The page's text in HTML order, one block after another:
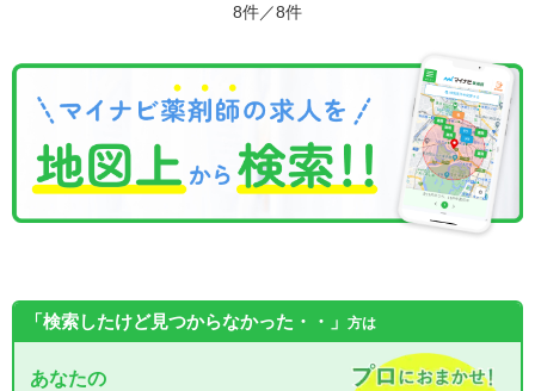
8件／8件
「検索したけど見つからなかった・・」 方は
あなたの